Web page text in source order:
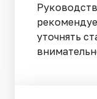
уточнять